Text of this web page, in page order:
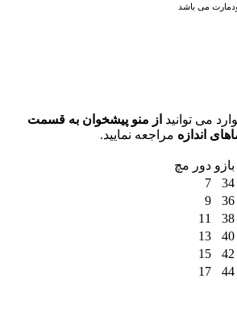
می باشد
می توانید از منو پیشخوان به قسمت
اندازه مراجعه نمایید.
بازو دور مچ
34
7
36
9
38
11
40
13
42
15
44
17